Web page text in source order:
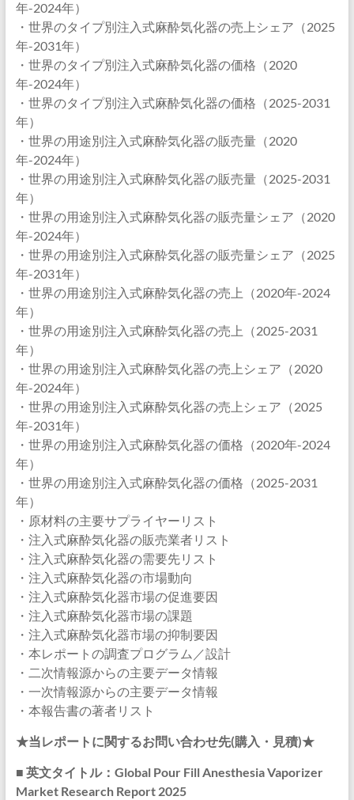
年-2024年）
・世界のタイプ別注入式麻酔気化器の売上シェア（2025
年-2031年）
・世界のタイプ別注入式麻酔気化器の価格（2020
年-2024年）
・世界のタイプ別注入式麻酔気化器の価格（2025-2031
年）
・世界の用途別注入式麻酔気化器の販売量（2020
年-2024年）
・世界の用途別注入式麻酔気化器の販売量（2025-2031
年）
・世界の用途別注入式麻酔気化器の販売量シェア（2020
年-2024年）
・世界の用途別注入式麻酔気化器の販売量シェア（2025
年-2031年）
・世界の用途別注入式麻酔気化器の売上（2020年-2024
年）
・世界の用途別注入式麻酔気化器の売上（2025-2031
年）
・世界の用途別注入式麻酔気化器の売上シェア（2020
年-2024年）
・世界の用途別注入式麻酔気化器の売上シェア（2025
年-2031年）
・世界の用途別注入式麻酔気化器の価格（2020年-2024
年）
・世界の用途別注入式麻酔気化器の価格（2025-2031
年）
・原材料の主要サプライヤーリスト
・注入式麻酔気化器の販売業者リスト
・注入式麻酔気化器の需要先リスト
・注入式麻酔気化器の市場動向
・注入式麻酔気化器市場の促進要因
・注入式麻酔気化器市場の課題
・注入式麻酔気化器市場の抑制要因
・本レポートの調査プログラム／設計
・二次情報源からの主要データ情報
・一次情報源からの主要データ情報
・本報告書の著者リスト
★当レポートに関するお問い合わせ先(購入・見積)★
■ 英文タイトル：Global Pour Fill Anesthesia Vaporizer
Market Research Report 2025